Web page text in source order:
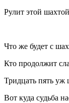
Рулит этой
Что же будет с
Кто продолжит
Тридцать пять уж
Вот куда судьба